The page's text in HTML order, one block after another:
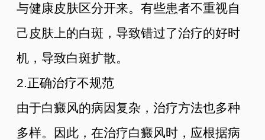
与健康皮肤区分开来。有些患者不重视自
己皮肤上的白斑，导致错过了治疗的好时
机，导致白斑扩散。
2.正确治疗不规范
由于白癜风的病因复杂，治疗方法也多种
多样。因此，在治疗白癜风时，应根据病